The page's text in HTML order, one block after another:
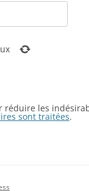
réduire les
sont traitées.